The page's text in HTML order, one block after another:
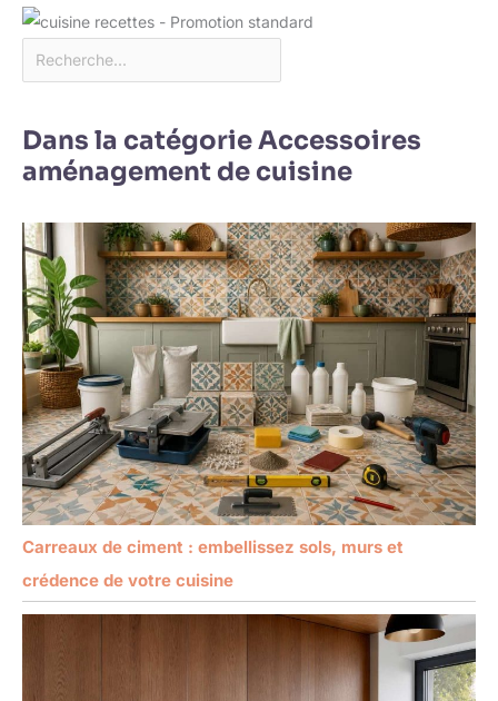
Dans la catégorie Accessoires
aménagement de cuisine
Carreaux de ciment : embellissez sols, murs et
crédence de votre cuisine